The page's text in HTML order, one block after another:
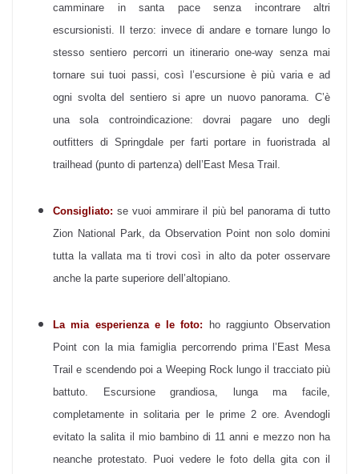
camminare in santa pace senza incontrare altri
escursionisti. Il terzo: invece di andare e tornare lungo lo
stesso sentiero percorri un itinerario one-way senza mai
tornare sui tuoi passi, così l’escursione è più varia e ad
ogni svolta del sentiero si apre un nuovo panorama. C’è
una sola controindicazione: dovrai pagare uno degli
outfitters di Springdale per farti portare in fuoristrada al
trailhead (punto di partenza) dell’East Mesa Trail.
Consigliato: se vuoi ammirare il più bel panorama di tutto
Zion National Park, da Observation Point non solo domini
tutta la vallata ma ti trovi così in alto da poter osservare
anche la parte superiore dell’altopiano.
La mia esperienza e le foto: ho raggiunto Observation
Point con la mia famiglia percorrendo prima l’East Mesa
Trail e scendendo poi a Weeping Rock lungo il tracciato più
battuto. Escursione grandiosa, lunga ma facile,
completamente in solitaria per le prime 2 ore. Avendogli
evitato la salita il mio bambino di 11 anni e mezzo non ha
neanche protestato. Puoi vedere le foto della gita con il